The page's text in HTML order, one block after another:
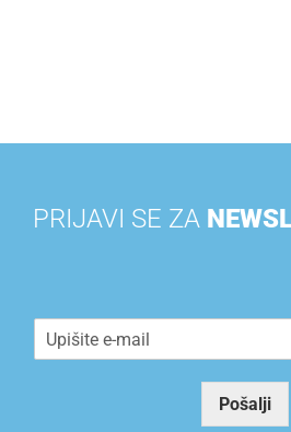
PRIJAVI SE ZA
m
Pošalji